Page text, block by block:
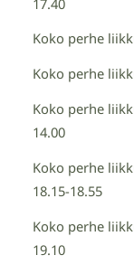
Koko perhe
Koko perhe
Koko perhe
14.00
Koko perhe
18.15-18.55
Koko perhe
19.10